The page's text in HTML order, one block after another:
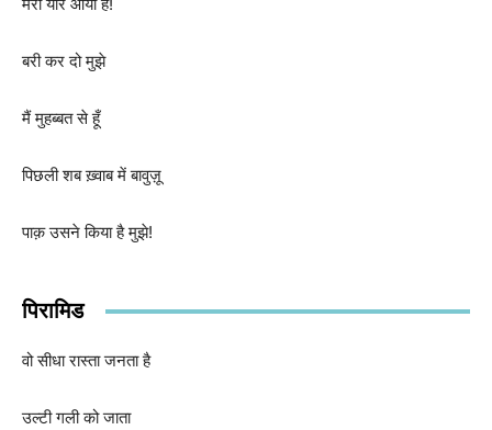
मेरा यार आया है!
बरी कर दो मुझे
मैं मुहब्बत से हूँ
पिछली शब ख़्वाब में बावुज़ू
पाक़ उसने किया है मुझे!
पिरामिड
वो सीधा रास्ता जनता है
उल्टी गली को जाता